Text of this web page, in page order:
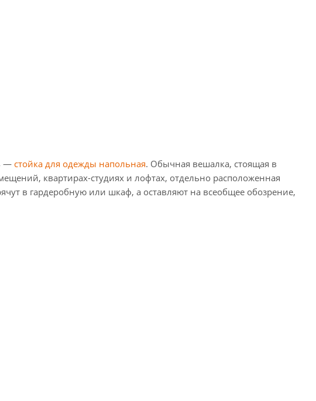
— стойка для одежды напольная. Обычная вешалка, стоящая в
квартирах-студиях и лофтах, отдельно расположенная
в гардеробную или шкаф, а оставляют на всеобщее обозрение,